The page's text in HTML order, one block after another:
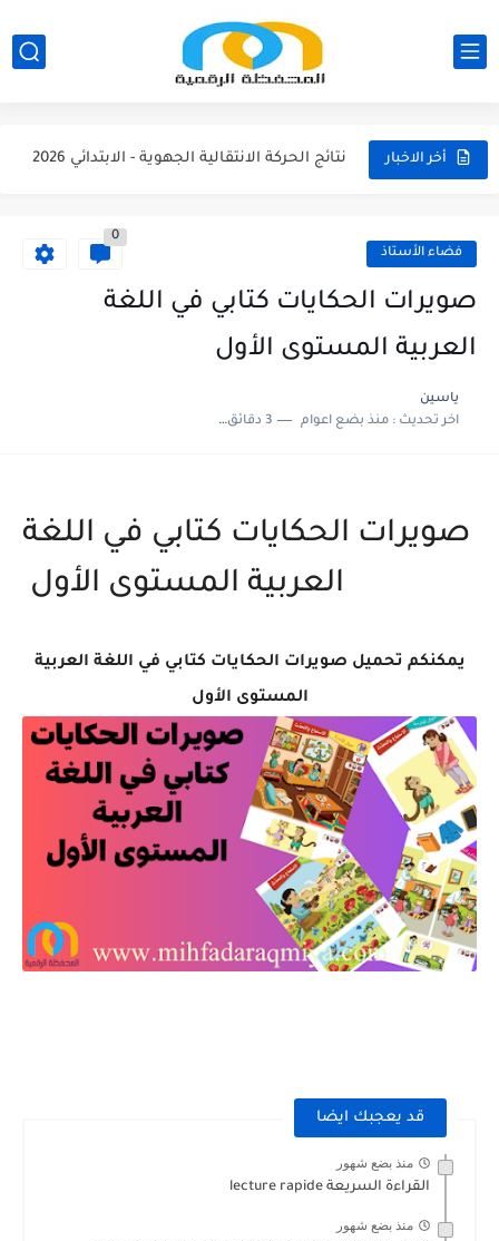
أخر الاخبار
نتائج الحركة الانتقالية الجهوية - الثانوي الاعدادي 2026
نتائج الحركة الانتقالية الجهوية - الابتدائي 2026
فضاء الأستاذ
0
صويرات الحكايات كتابي في اللغة
العربية المستوى الأول
ياسين
اخر تحديث :منذ بضع اعوام 3 دقائق للقراءة
صويرات الحكايات كتابي في اللغة
العربية المستوى الأول
يمكنكم تحميل صويرات الحكايات كتابي في اللغة العربية
المستوى الأول
قد يعجبك ايضا
منذ بضع شهور
القراءة السريعة lecture rapide
منذ بضع شهور